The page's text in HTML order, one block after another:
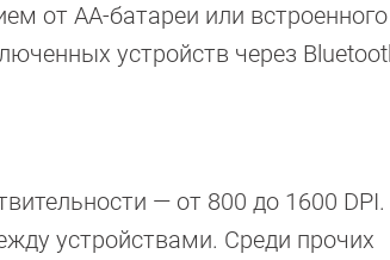
от AA-батареи или встроенного
устройств через
— от 800 до 1600
устройствами. Среди прочих